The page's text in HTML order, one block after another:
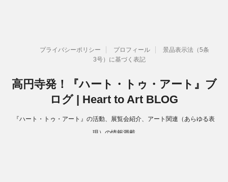
プライバシーポリシー プロフィール
景品表示法（5条
3号）に基づく表記
高円寺発！『ハート・トゥ・アート』ブ
ログ | Heart to Art BLOG
『ハート・トゥ・アート』の活動、展覧会紹介、アート関連（あらゆる表
現）の情報満載